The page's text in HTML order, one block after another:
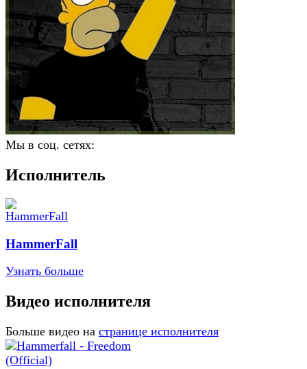
Мы в соц. сетях:
Исполнитель
HammerFall
Узнать больше
Видео исполнителя
Больше видео на странице исполнителя